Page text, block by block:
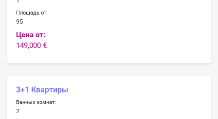
Площадь от:
95
Цена от:
149,000 €
3+1 Квартиры
Ванных комнат:
2